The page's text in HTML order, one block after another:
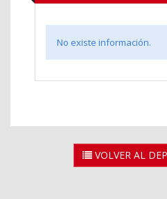
No existe información.
VOLVER AL